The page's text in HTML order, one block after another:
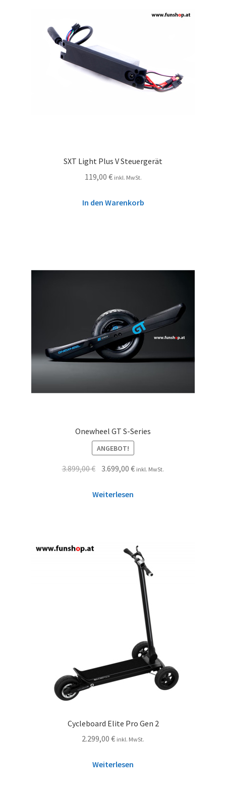
SXT Light Plus V Steuergerät
119,00 € inkl. MwSt.
In den Warenkorb
Onewheel GT S-Series
ANGEBOT!
3.899,00€ 3.699,00€ inkl. MwSt.
Weiterlesen
Cycleboard Elite Pro Gen 2
2.299,00 € inkl. MwSt.
Weiterlesen